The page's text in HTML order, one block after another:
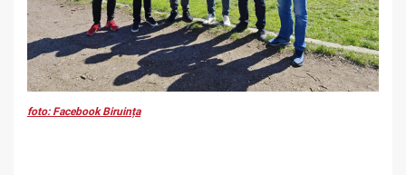
foto: Facebook Biruința